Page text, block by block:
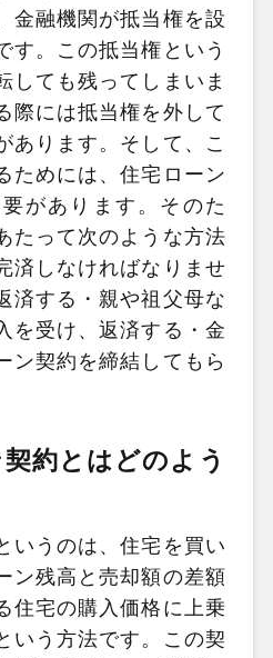
金融機関が抵当権を設
す。この抵当権という
しても残ってしまいま
際には抵当権を外して
あります。そして、こ
ためには、住宅ローン
があります。そのた
たって次のような方法
済しなければなりませ
済する・親や祖父母な
を受け、返済する・金
ン契約を締結してもら
約とはどのよう
いうのは、住宅を買い
ン残高と売却額の差額
住宅の購入価格に上乗
いう方法です。この契